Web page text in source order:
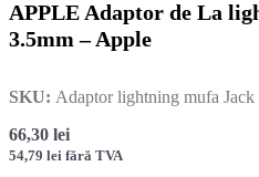
APPLE Adaptor de La
3.5mm – Apple
SKU: Adaptor lightning mufa
66,30 lei
54,79 lei fără TVA